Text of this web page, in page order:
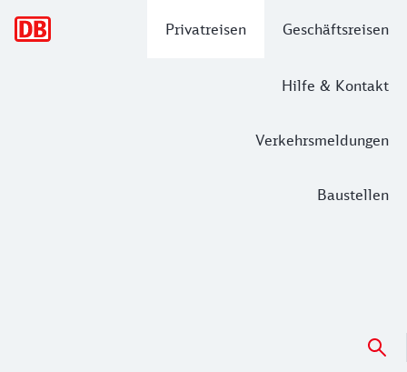
Privatreisen Geschäftsreisen
Hilfe & Kontakt
Verkehrsmeldungen
Baustellen